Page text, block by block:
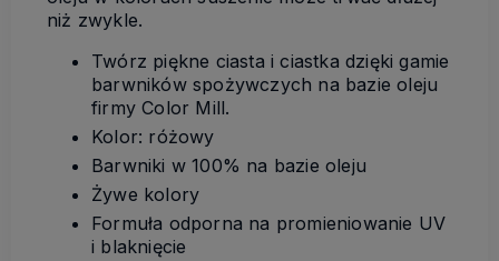
niż zwykle.
Twórz piękne ciasta i ciastka dzięki gamie
barwników spożywczych na bazie oleju
firmy Color Mill.
Kolor: różowy
Barwniki w 100% na bazie oleju
Żywe kolory
Formuła odporna na promieniowanie UV
i blaknięcie